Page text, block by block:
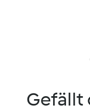
Gefällt